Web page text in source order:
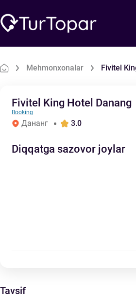
Mehmonxonalar Fivitel
Fivitel King Hotel Danang
Booking
Дананг 3.0
Diqqatga sazovor joylar
Tavsif